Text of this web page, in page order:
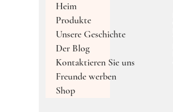
Heim
Produkte
Unsere Geschichte
Der Blog
Kontaktieren Sie uns
Freunde werben
Shop